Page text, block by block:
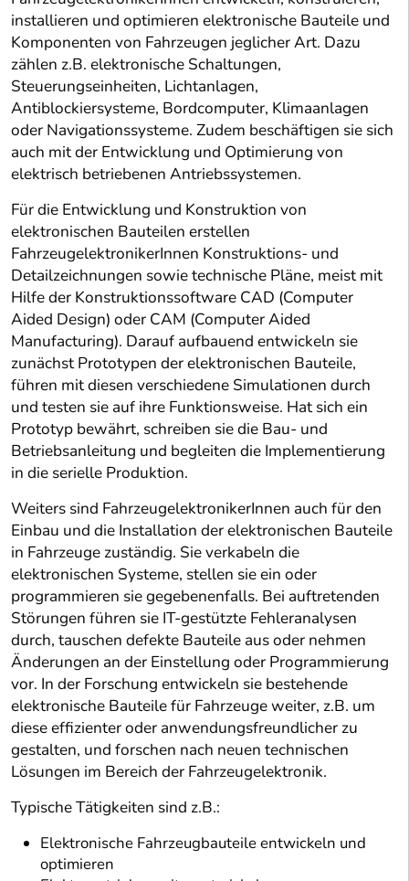
installieren und optimieren elektronische Bauteile und
Komponenten von Fahrzeugen jeglicher Art. Dazu
zählen z.B. elektronische Schaltungen,
Steuerungseinheiten, Lichtanlagen,
Antiblockiersysteme, Bordcomputer, Klimaanlagen
oder Navigationssysteme. Zudem beschäftigen sie sich
auch mit der Entwicklung und Optimierung von
elektrisch betriebenen Antriebssystemen.
Für die Entwicklung und Konstruktion von
elektronischen Bauteilen erstellen
FahrzeugelektronikerInnen Konstruktions- und
Detailzeichnungen sowie technische Pläne, meist mit
Hilfe der Konstruktionssoftware CAD (Computer
Aided Design) oder CAM (Computer Aided
Manufacturing). Darauf aufbauend entwickeln sie
zunächst Prototypen der elektronischen Bauteile,
führen mit diesen verschiedene Simulationen durch
und testen sie auf ihre Funktionsweise. Hat sich ein
Prototyp bewährt, schreiben sie die Bau- und
Betriebsanleitung und begleiten die Implementierung
in die serielle Produktion.
Weiters sind FahrzeugelektronikerInnen auch für den
Einbau und die Installation der elektronischen Bauteile
in Fahrzeuge zuständig. Sie verkabeln die
elektronischen Systeme, stellen sie ein oder
programmieren sie gegebenenfalls. Bei auftretenden
Störungen führen sie IT-gestützte Fehleranalysen
durch, tauschen defekte Bauteile aus oder nehmen
Änderungen an der Einstellung oder Programmierung
vor. In der Forschung entwickeln sie bestehende
elektronische Bauteile für Fahrzeuge weiter, z.B. um
diese effizienter oder anwendungsfreundlicher zu
gestalten, und forschen nach neuen technischen
Lösungen im Bereich der Fahrzeugelektronik.
Typische Tätigkeiten sind z.B.:
Elektronische Fahrzeugbauteile entwickeln und
optimieren